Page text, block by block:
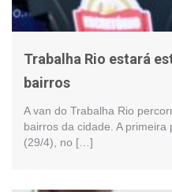
Trabalha Rio estará
bairros
A van do Trabalha Rio
bairros da cidade. A
(29/4), no […]